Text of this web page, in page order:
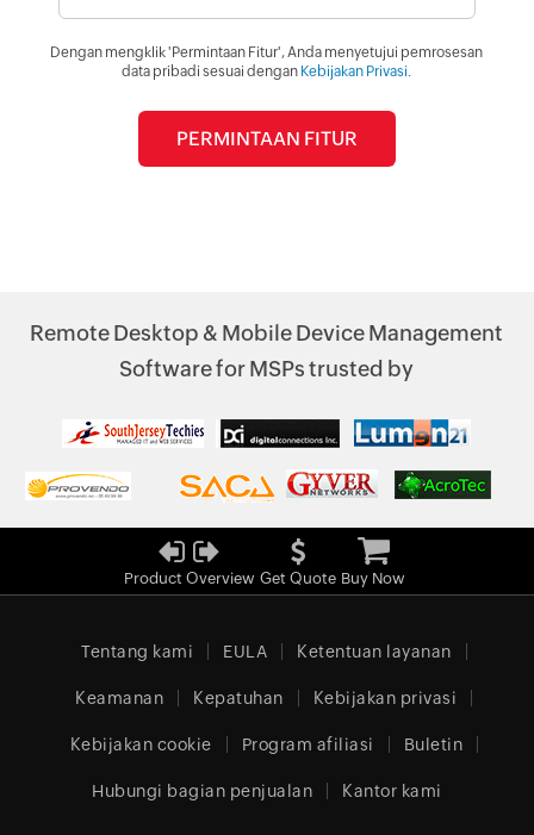
Dengan mengklik 'Permintaan Fitur', Anda menyetujui pemrosesan
data pribadi sesuai dengan Kebijakan Privasi.
Remote Desktop & Mobile Device Management
Software for MSPs trusted by
Product Overview Get Quote Buy Now
Tentang kami EULA Ketentuan layanan
Keamanan Kepatuhan Kebijakan privasi
Kebijakan cookie Program afiliasi Buletin
Hubungi bagian penjualan Kantor kami